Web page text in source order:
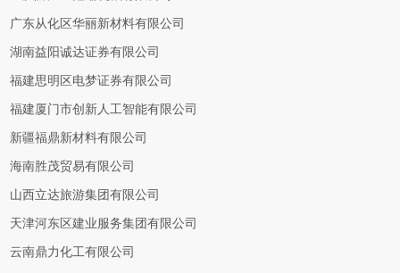
广东从化区华丽新材料有限公司
湖南益阳诚达证券有限公司
福建思明区电梦证券有限公司
福建厦门市创新人工智能有限公司
新疆福鼎新材料有限公司
海南胜茂贸易有限公司
山西立达旅游集团有限公司
天津河东区建业服务集团有限公司
云南鼎力化工有限公司